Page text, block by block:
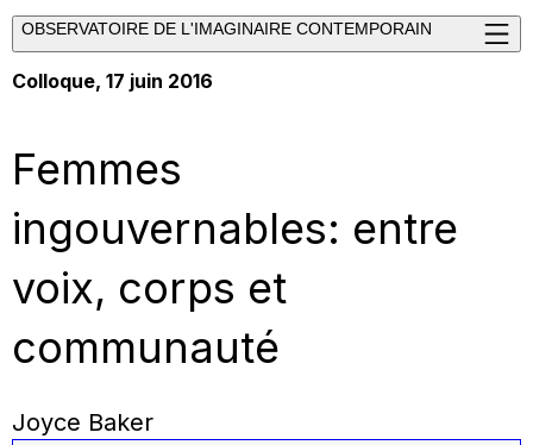
OBSERVATOIRE DE L'IMAGINAIRE CONTEMPORAIN
Colloque, 17 juin 2016
Femmes
ingouvernables: entre
voix, corps et
communauté
Joyce Baker